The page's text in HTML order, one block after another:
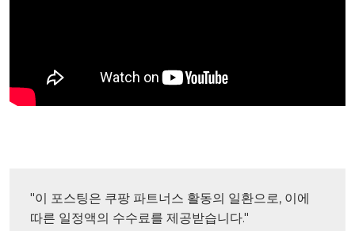
"이 포스팅은 쿠팡 파트너스 활동의 일환으로, 이에
따른 일정액의 수수료를 제공받습니다."